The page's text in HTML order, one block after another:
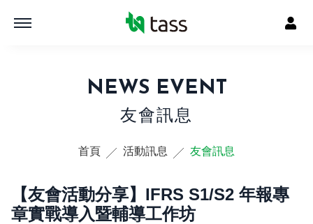
NEWS EVENT
友會訊息
首頁 活動訊息 友會訊息
【友會活動分享】IFRS S1/S2 年報專
章實戰導入暨輔導工作坊